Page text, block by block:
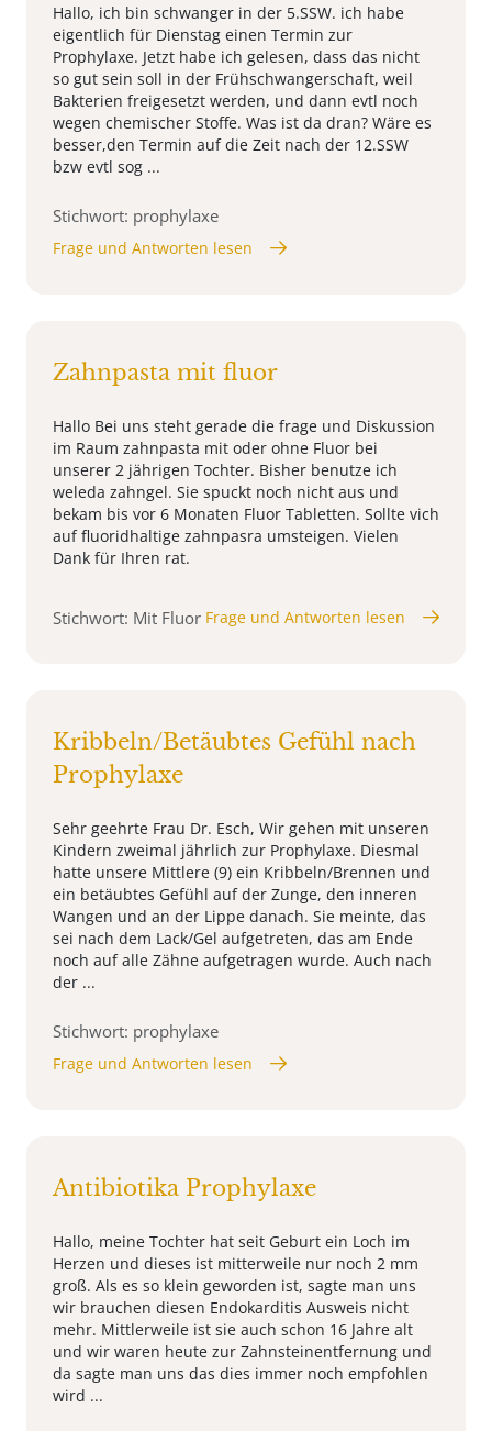
Hallo, ich bin schwanger in der 5.SSW. ich habe
eigentlich für Dienstag einen Termin zur
Prophylaxe. Jetzt habe ich gelesen, dass das nicht
so gut sein soll in der Frühschwangerschaft, weil
Bakterien freigesetzt werden, und dann evtl noch
wegen chemischer Stoffe. Was ist da dran? Wäre es
besser,den Termin auf die Zeit nach der 12.SSW
bzw evtl sog ...
Stichwort: prophylaxe
Frage und Antworten lesen
Zahnpasta mit fluor
Hallo Bei uns steht gerade die frage und Diskussion
im Raum zahnpasta mit oder ohne Fluor bei
unserer 2 jährigen Tochter. Bisher benutze ich
weleda zahngel. Sie spuckt noch nicht aus und
bekam bis vor 6 Monaten Fluor Tabletten. Sollte vich
auf fluoridhaltige zahnpasra umsteigen. Vielen
Dank für Ihren rat.
Stichwort: Mit Fluor Frage und Antworten lesen
Kribbeln/Betäubtes Gefühl nach
Prophylaxe
Sehr geehrte Frau Dr. Esch, Wir gehen mit unseren
Kindern zweimal jährlich zur Prophylaxe. Diesmal
hatte unsere Mittlere (9) ein Kribbeln/Brennen und
ein betäubtes Gefühl auf der Zunge, den inneren
Wangen und an der Lippe danach. Sie meinte, das
sei nach dem Lack/Gel aufgetreten, das am Ende
noch auf alle Zähne aufgetragen wurde. Auch nach
der ...
Stichwort: prophylaxe
Frage und Antworten lesen
Antibiotika Prophylaxe
Hallo, meine Tochter hat seit Geburt ein Loch im
Herzen und dieses ist mitterweile nur noch 2 mm
groß. Als es so klein geworden ist, sagte man uns
wir brauchen diesen Endokarditis Ausweis nicht
mehr. Mittlerweile ist sie auch schon 16 Jahre alt
und wir waren heute zur Zahnsteinentfernung und
da sagte man uns das dies immer noch empfohlen
wird ...